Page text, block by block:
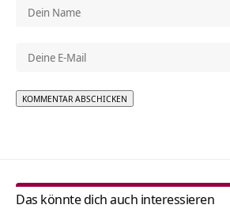
Das könnte dich auch interessieren